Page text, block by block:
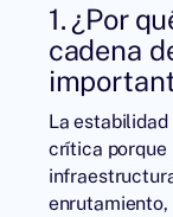
1. ¿Por
cadena
La
crítica porque
enrutamiento,